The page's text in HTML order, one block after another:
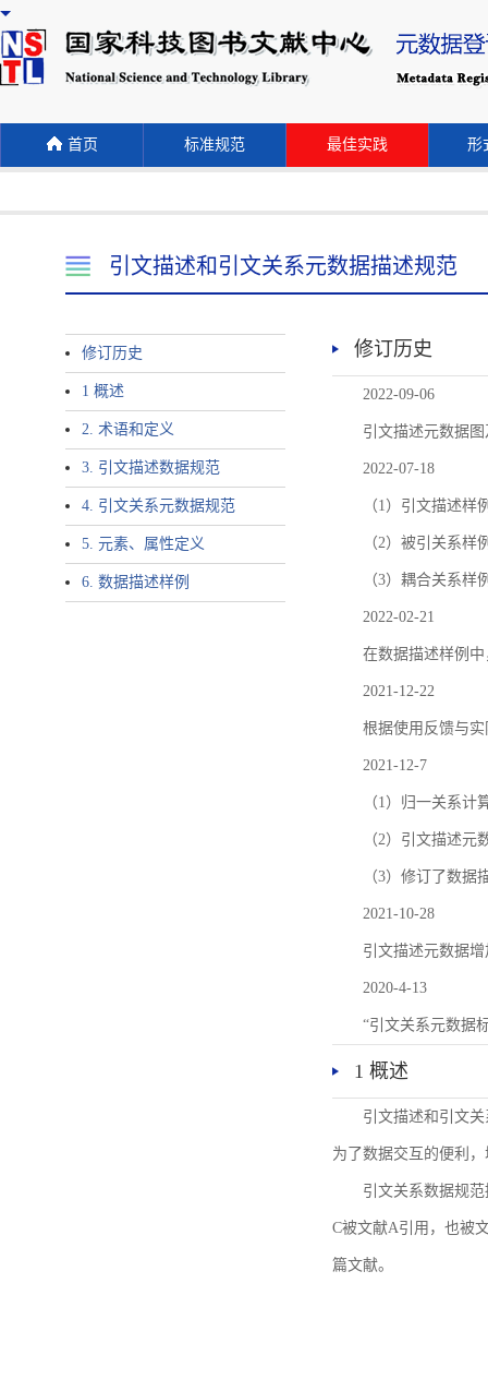
首页 标准规范 最佳实践 形
引文描述和引文关系元数据描述规范
修订历史
1 概述
2. 术语和定义
3. 引文描述数据规范
4. 引文关系元数据规范
5. 元素、属性定义
6. 数据描述样例
修订历史
2022-09-06
引文描述元数据
2022-07-18
（1）引文描述样
（2）被引关系
（3）耦合关系
2022-02-21
在数据描述样例
2021-12-22
根据使用反馈与
2021-12-7
（1）归一关系
（2）引文描述元
（3）修订了数据
2021-10-28
引文描述元数据增
2020-4-13
“引文关系元数据
1 概述
引文描述和引文
为了数据交互的便利
引文关系数据规
C被文献A引用，也被
篇文献。